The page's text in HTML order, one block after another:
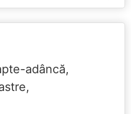
adâncă,